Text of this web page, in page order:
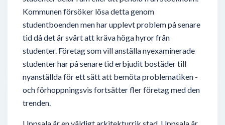
Kommunen försöker lösa detta genom
studentboenden men har upplevt problem på senare
tid då det är svårt att kräva höga hyror från
studenter. Företag som vill anställa nyexaminerade
studenter har på senare tid erbjudit bostäder till
nyanställda för ett sätt att bemöta problematiken -
och förhoppningsvis fortsätter fler företag med den
trenden.